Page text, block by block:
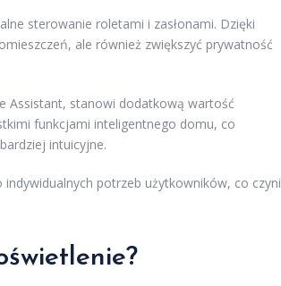
sterowanie roletami i zasłonami. Dzięki
ale również zwiększyć prywatność
Assistant, stanowi dodatkową wartość
funkcjami inteligentnego domu, co
intuicyjne.
potrzeb użytkowników, co czyni